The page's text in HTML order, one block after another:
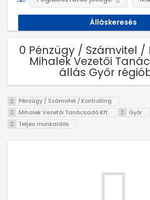
0 Pénzügy / Számvitel /
Mihalek Vezetői
állás Győr
Pénzügy / Számvitel / Kontrolling
Mihalek Vezetői Tanácsadó Kft.
Győr
Teljes munkaidős